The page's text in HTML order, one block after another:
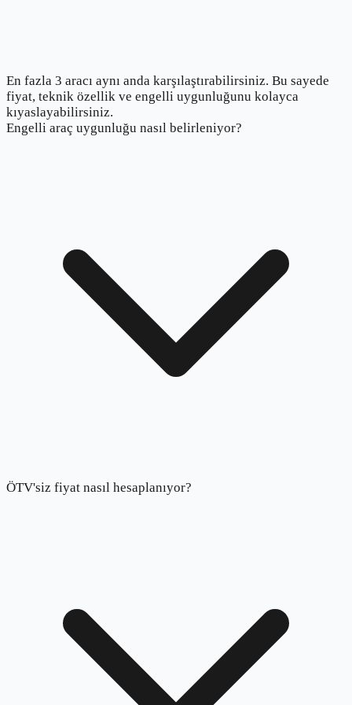
En fazla 3 aracı aynı anda karşılaştırabilirsiniz. Bu sayede
fiyat, teknik özellik ve engelli uygunluğunu kolayca
kıyaslayabilirsiniz.
Engelli araç uygunluğu nasıl belirleniyor?
ÖTV'siz fiyat nasıl hesaplanıyor?